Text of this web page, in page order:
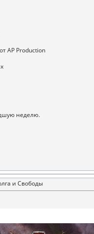
AP Production
неделю.
и Свободы